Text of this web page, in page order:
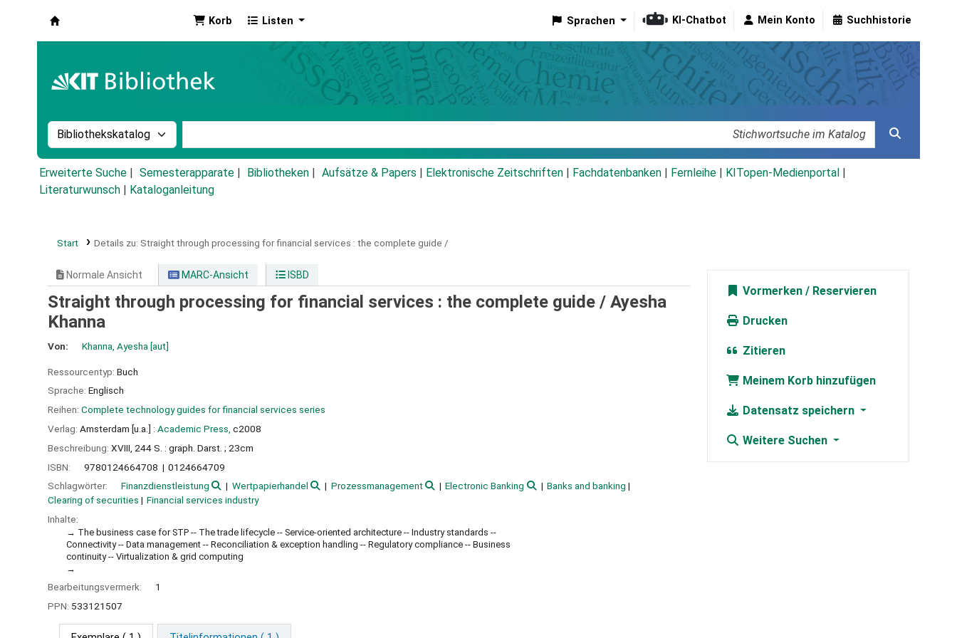
Korb Listen Sprachen KI-Chatbot Mein Konto Suchhistorie
Suche im Katalog nach:
Erweiterte Suche Semesterapparate Bibliotheken Aufsätze & Papers Elektronische Zeitschriften Fachdatenbanken Fernleihe KITopen-Medienportal
Literaturwunsch
Kataloganleitung
Start Details zu: Straight through processing for financial services : the complete guide /
Normale Ansicht MARC-Ansicht ISBD
Straight through processing for financial services : the complete guide / Ayesha
Khanna
Von: Khanna, Ayesha [aut]
Ressourcentyp: Buch
Sprache: Englisch
Reihen: Complete technology guides for financial services series
Verlag: Amsterdam [u.a.] : Academic Press, c2008
Beschreibung: XVIII, 244 S. : graph. Darst. ; 23cm
ISBN:
9780124664708
0124664709
Schlagwörter:
Finanzdienstleistung Wertpapierhandel Prozessmanagement Electronic Banking
Banks and banking
Clearing of securities
Financial services industry
Inhalte:
The business case for STP -- The trade lifecycle -- Service-oriented architecture -- Industry standards --
Connectivity -- Data management -- Reconciliation & exception handling -- Regulatory compliance -- Business
continuity -- Virtualization & grid computing
Bearbeitungsvermerk:
1
PPN: 533121507
Vormerken
Drucken
Zitieren
Meinem Korb hinzufügen
Datensatz speichern
Weitere Suchen